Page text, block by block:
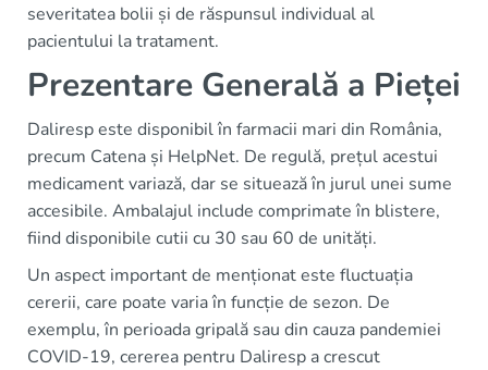
severitatea bolii și de răspunsul individual al
pacientului la tratament.
Prezentare Generală a Pieței
Daliresp este disponibil în farmacii mari din România,
precum Catena și HelpNet. De regulă, prețul acestui
medicament variază, dar se situează în jurul unei sume
accesibile. Ambalajul include comprimate în blistere,
fiind disponibile cutii cu 30 sau 60 de unități.
Un aspect important de menționat este fluctuația
cererii, care poate varia în funcție de sezon. De
exemplu, în perioada gripală sau din cauza pandemiei
COVID-19, cererea pentru Daliresp a crescut